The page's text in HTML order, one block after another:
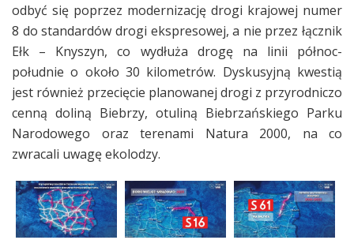
odbyć się poprzez modernizację drogi krajowej numer
8 do standardów drogi ekspresowej, a nie przez łącznik
Ełk – Knyszyn, co wydłuża drogę na linii północ-
południe o około 30 kilometrów. Dyskusyjną kwestią
jest również przecięcie planowanej drogi z przyrodniczo
cenną doliną Biebrzy, otuliną Biebrzańskiego Parku
Narodowego oraz terenami Natura 2000, na co
zwracali uwagę ekolodzy.